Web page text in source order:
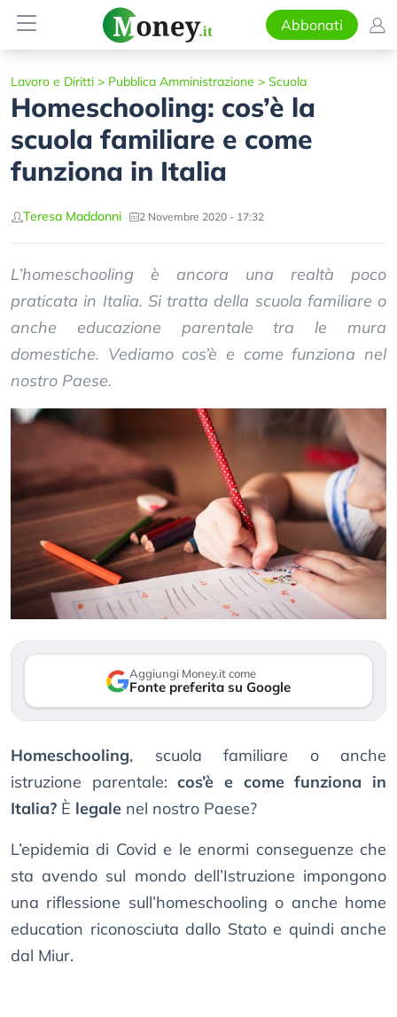
Abbonati
Lavoro e Diritti > Pubblica Amministrazione > Scuola
Homeschooling: cos’è la
scuola familiare e come
funziona in Italia
Teresa Maddonni 2 Novembre 2020 - 17:32
L’homeschooling è ancora una realtà poco
praticata in Italia. Si tratta della scuola familiare o
anche educazione parentale tra le mura
domestiche. Vediamo cos’è e come funziona nel
nostro Paese.
Aggiungi Money.it come
Fonte preferita su Google
Homeschooling, scuola familiare o anche
istruzione parentale:cos’è e come funziona in
Italia? È legale nel nostro Paese?
L’epidemia di Covid e le enormi conseguenze che
sta avendo sul mondo dell’Istruzione impongono
una riflessione sull’homeschooling o anche home
education riconosciuta dallo Stato e quindi anche
dal Miur.